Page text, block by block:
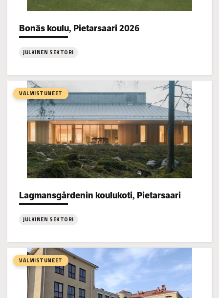
Bonäs koulu, Pietarsaari 2026
Project types:
JULKINEN SEKTORI
Bonäs
koulu,
Pietarsaari
2026
VALMISTUNEET
Lagmansgårdenin koulukoti, Pietarsaari
Project types:
JULKINEN SEKTORI
Lagmansgårdenin
koulukoti,
Pietarsaari
VALMISTUNEET